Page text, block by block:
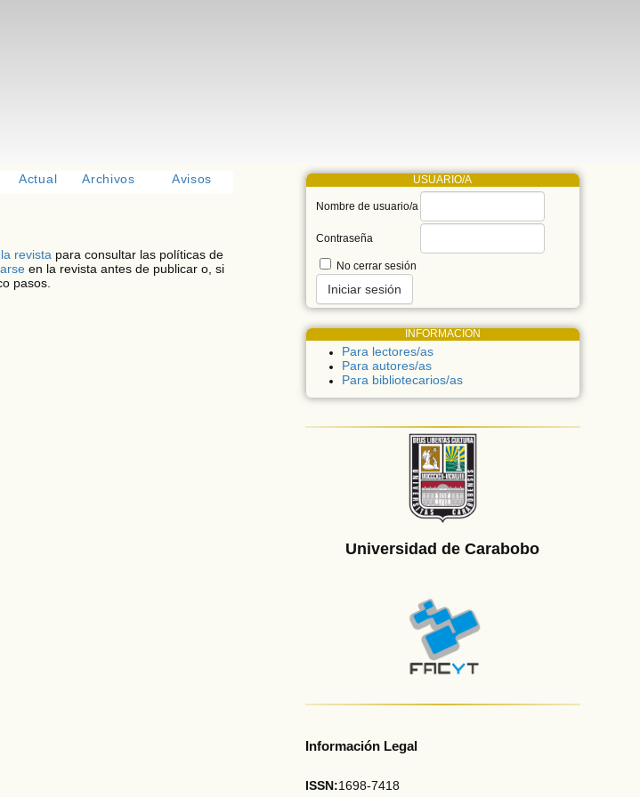
USUARIO/A
Nombre de usuario/a
Contraseña
No cerrar sesión
INFORMACIÓN
Para lectores/as
Para autores/as
Para bibliotecarios/as
Universidad de Carabobo
Información Legal
ISSN:1698-7418
> <Actual Archivos Avisos
revista para consultar las políticas de
en la revista antes de publicar o, si
pasos.